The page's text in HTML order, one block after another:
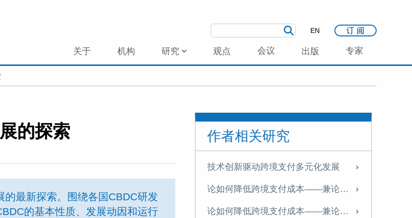
EN
关于 机构 研究 观点 会议 出版 专家
的探索
最新探索。围绕各国CBDC研发
的基本性质、发展动因和运行
作者相关研究
技术创新驱动跨境支付多元化发展
论如何降低跨境支付成本——兼论中央银行流动桥机制
论如何降低跨境支付成本——兼论中央银行流动桥机制